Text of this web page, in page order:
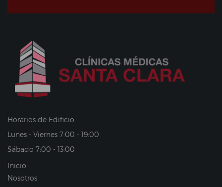
Horarios de Edificio
Lunes - Viernes 7:00 - 19:00
Sábado 7:00 - 13:00
Inicio
Nosotros